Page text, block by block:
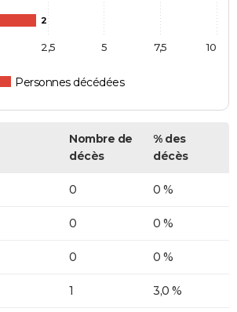
2
Personnes décédées
10
2,5 5 7,5
Nombre de
décès
% des
décès
0 0 %
0 0 %
0 0 %
1 3,0 %